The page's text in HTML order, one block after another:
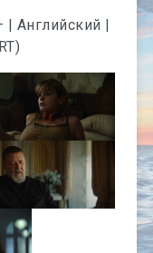
| Английский |